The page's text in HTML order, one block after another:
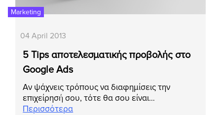
Marketing
04 April 2013
5 Tips αποτελεσματικής προβολής στο
Google Ads
Αν ψάχνεις τρόπους να διαφημίσεις την
επιχείρησή σου, τότε θα σου είναι…
Περισσότερα